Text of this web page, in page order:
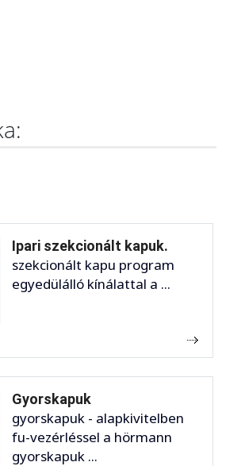
Ipari szekcionált kapuk.
szekcionált kapu program
egyedülálló kínálattal a ...
Gyorskapuk
gyorskapuk - alapkivitelben
fu-vezérléssel a hörmann
gyorskapuk ...